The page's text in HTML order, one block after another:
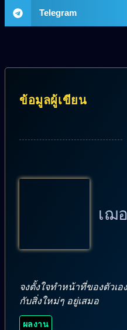
Telegram
ข้อมูลผู้เขียน
เฌ
จงตั้งใจทำหน้าที่ของตัวเ
กับสิ่งใหม่ๆ อยู่เสมอ
ผลงาน